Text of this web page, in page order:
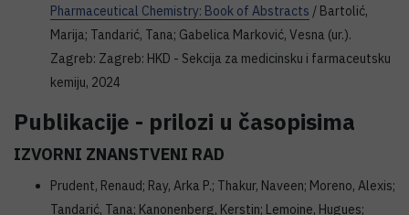
Pharmaceutical Chemistry: Book of Abstracts / Bartolić,
Marija; Tandarić, Tana; Gabelica Marković, Vesna (ur.).
Zagreb: Zagreb: HKD - Sekcija za medicinsku i farmaceutsku
kemiju, 2024
Publikacije - prilozi u časopisima
IZVORNI ZNANSTVENI RAD
Prudent, Renaud; Ray, Arka P.; Thakur, Naveen; Moreno, Alexis;
Tandarić, Tana; Kanonenberg, Kerstin; Lemoine, Hugues;